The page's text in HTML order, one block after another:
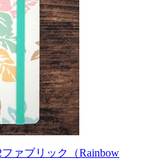
ァブリック（Rainbow